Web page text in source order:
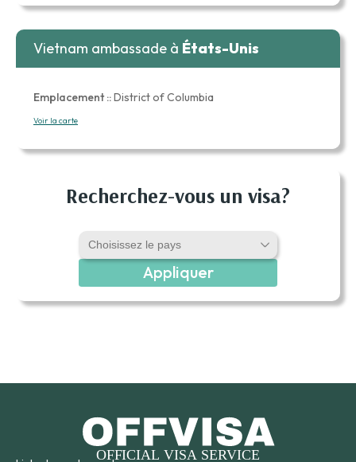
Vietnam ambassade à États-Unis
Emplacement ::District of Columbia
Voir la carte
Recherchez-vous un visa?
Appliquer